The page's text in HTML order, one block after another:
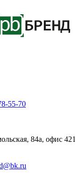
55-70
84а, офис 421